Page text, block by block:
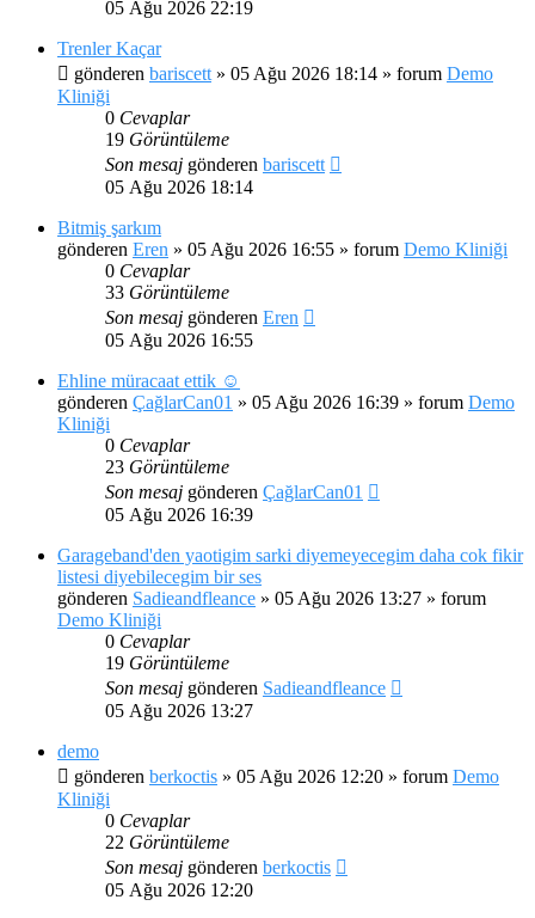
05 Ağu 2026 22:19
Trenler Kaçar
gönderen bariscett » 05 Ağu 2026 18:14 » forum Demo
Kliniği
0 Cevaplar
19 Görüntüleme
Son mesaj gönderen bariscett
05 Ağu 2026 18:14
Bitmiş şarkım
gönderen Eren » 05 Ağu 2026 16:55 » forum Demo Kliniği
0 Cevaplar
33 Görüntüleme
Son mesaj gönderen Eren
05 Ağu 2026 16:55
Ehline müracaat ettik ☺️
gönderen ÇağlarCan01 » 05 Ağu 2026 16:39 » forum Demo
Kliniği
0 Cevaplar
23 Görüntüleme
Son mesaj gönderen ÇağlarCan01
05 Ağu 2026 16:39
Garageband'den yaotigim sarki diyemeyecegim daha cok fikir
listesi diyebilecegim bir ses
gönderen Sadieandfleance » 05 Ağu 2026 13:27 » forum
Demo Kliniği
0 Cevaplar
19 Görüntüleme
Son mesaj gönderen Sadieandfleance
05 Ağu 2026 13:27
demo
gönderen berkoctis » 05 Ağu 2026 12:20 » forum Demo
Kliniği
0 Cevaplar
22 Görüntüleme
Son mesaj gönderen berkoctis
05 Ağu 2026 12:20